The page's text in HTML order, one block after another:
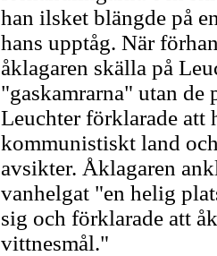
han ilsket blängde på
hans upptåg. När
åklagaren skälla på
"gaskamrarna" utan
Leuchter förklarade att
kommunistiskt land
avsikter. Åklagaren
vanhelgat "en helig
sig och förklarade att
vittnesmål."